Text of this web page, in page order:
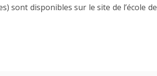
sont disponibles sur le site de l’école de